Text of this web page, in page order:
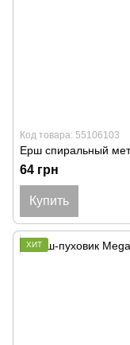
Код товара: 55106103
Ерш спиральный
64 грн
Купить
ХИТ